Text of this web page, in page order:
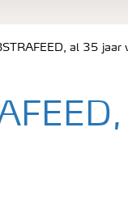
al 35 jaar